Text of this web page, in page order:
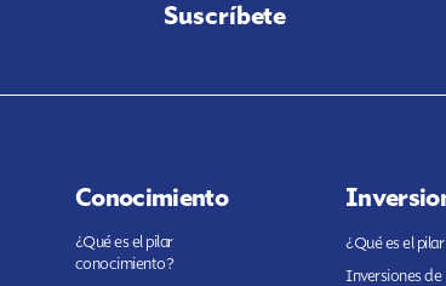
Suscríbete
Conocimiento
¿Qué es el pilar
conocimiento?
¿Qué es el
Inversiones